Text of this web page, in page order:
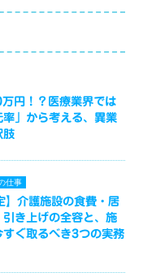
円！？医療業界では
」から考える、異業
肢
仕事
】介護施設の食費・居
き上げの全容と、施
ぐ取るべき3つの実務